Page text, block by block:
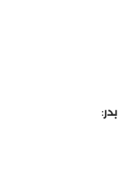
بدر: